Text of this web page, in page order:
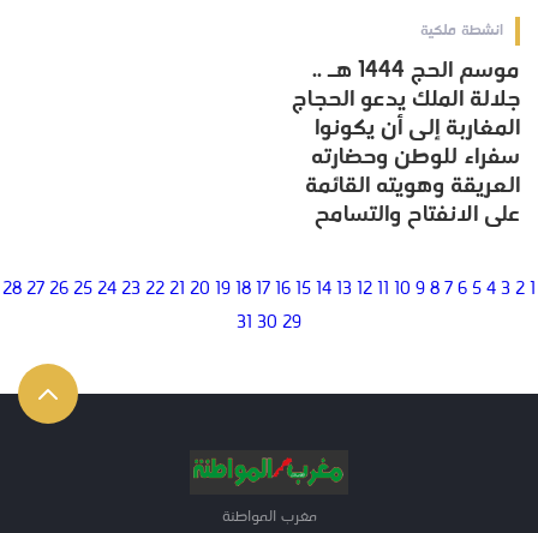
انشطة ملكية
موسم الحج 1444 هـ ..
جلالة الملك يدعو الحجاج
المغاربة إلى أن يكونوا
سفراء للوطن وحضارته
العريقة وهويته القائمة
على الانفتاح والتسامح
1
2
3
4
5
6
7
8
9
10
11
12
13
14
15
16
17
18
19
20
21
22
23
24
25
26
27
28
29
30
31
مغرب المواطنة